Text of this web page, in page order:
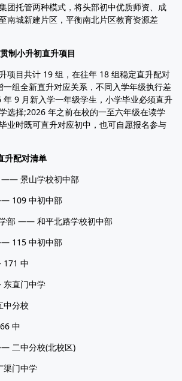
托管两种模式，将头部初中优质师资、成
南城新建片区，平衡南北片区教育资源差
制小升初直升项目
目共计 19 组，在往年 18 组稳定直升配对
组全新直升对应关系，不同入学年级执行差
9 月新入学一年级学生，小学毕业必须直升
选择;2026 年之前在校的一至六年级在读学
业时既可直升对应初中，也可自愿报名参与
升配对清单
景山学校初中部
109 中初中部
部 —— 和平北路学校初中部
115 中初中部
中
直门中学
分校
中
中分校(北校区)
门中学